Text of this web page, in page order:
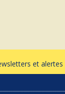
et alertes